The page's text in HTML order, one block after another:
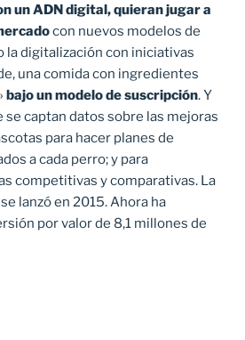
un ADN digital, quieran jugar a
con nuevos modelos de
la digitalización con iniciativas
una comida con ingredientes
bajo un modelo de suscripción. Y
se captan datos sobre las mejoras
para hacer planes de
a cada perro; y para
competitivas y comparativas. La
lanzó en 2015. Ahora ha
por valor de 8,1 millones de